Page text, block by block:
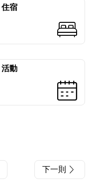
住宿
活動
下一則